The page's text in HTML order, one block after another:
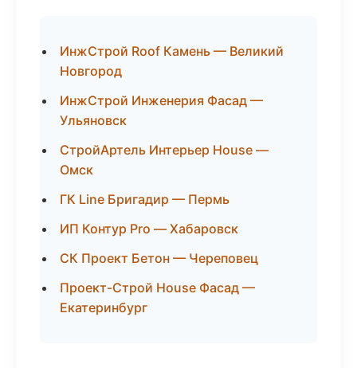
ИнжСтрой Roof Камень — Великий
Новгород
ИнжСтрой Инженерия Фасад —
Ульяновск
СтройАртель Интерьер House —
Омск
ГК Line Бригадир — Пермь
ИП Контур Pro — Хабаровск
СК Проект Бетон — Череповец
Проект-Строй House Фасад —
Екатеринбург